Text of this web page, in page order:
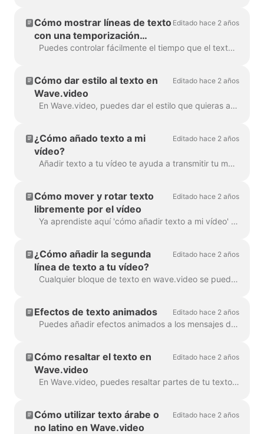
Cómo mostrar líneas de texto
con una temporización
diferente
Editado hace 2 años
Puedes controlar fácilmente el tiempo que el texto se mostrará en la pantalla con la función de retraso de texto. Para utilizarla, asegúrate de que el texto tiene varias líneas en un si...
Cómo dar estilo al texto en
Wave.video
Editado hace 2 años
En Wave.video, puedes dar el estilo que quieras a tu texto en vídeo. Estas son las opciones de edición que tienes: Cambiar el tipo de letra Cambiar la co...
¿Cómo añado texto a mi
vídeo?
Editado hace 2 años
Añadir texto a tu vídeo te ayuda a transmitir tu mensaje, incluso cuando los espectadores ven el vídeo con el sonido apagado. En Wave.video, puedes hacer precisamente ...
Cómo mover y rotar texto
libremente por el vídeo
Editado hace 2 años
Ya aprendiste aquí 'cómo añadir texto a mi vídeo' . Aquí hablaremos sobre cómo mover dos o más bloques de texto alrededor del vídeo en Wave.video ...
¿Cómo añadir la segunda
línea de texto a tu vídeo?
Editado hace 2 años
Cualquier bloque de texto en wave.video se puede dividir en varias líneas con diferente tamaño, color y decoraciones. Para añadir una línea, selecciona tu texto. Si estás ...
Efectos de texto animados Editado hace 2 años
Puedes añadir efectos animados a los mensajes de texto de tu vídeo para hacerlos más atractivos y llamativos. Una vez que hayas añadido texto a tu vídeo, ...
Cómo resaltar el texto en
Wave.video
Editado hace 2 años
En Wave.video, puedes resaltar partes de tu texto para que destaquen del resto del mensaje. Para resaltar una parte del texto, selecciona la...
Cómo utilizar texto árabe o
no latino en Wave.video
Editado hace 2 años